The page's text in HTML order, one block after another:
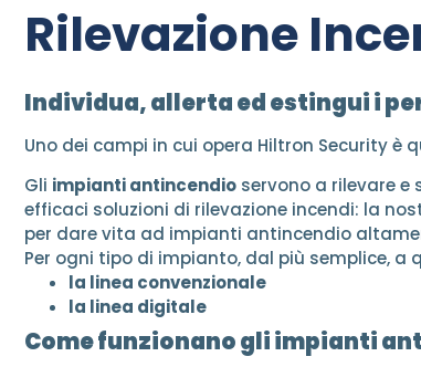
Rilevazione
Individua, allerta ed estingui i
Uno dei campi in cui opera Hiltron Security è
Gli impianti antincendio servono a rilevare
efficaci soluzioni di rilevazione incendi: la
per dare vita ad impianti antincendio
Per ogni tipo di impianto, dal più semplice,
la linea convenzionale
la linea digitale
Come funzionano gli impianti